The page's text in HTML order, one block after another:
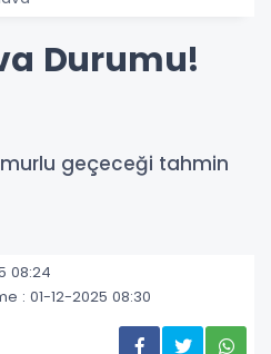
Durumu!
geçeceği tahmin
08:24
: 01-12-2025 08:30